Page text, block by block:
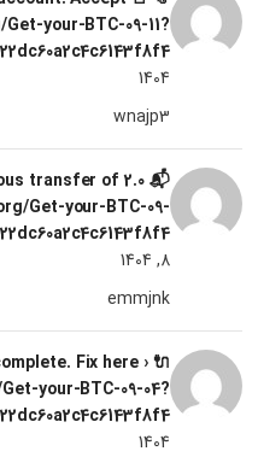
your-BTC-09-11?
📎
1404
wnajp3
transfer of 2.0
Get-your-BTC-09-
📬
8, 1404
emmjnk
Fix here ›
your-BTC-09-04?
🔌
1404